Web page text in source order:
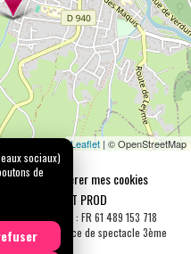
Leaflet | © OpenStreetMap
Gérer mes cookies
CARREMENT PROD
Z - N° TVA Int. : FR 61 489 153 718
- Licence de spectacle 3ème
sociaux)
de